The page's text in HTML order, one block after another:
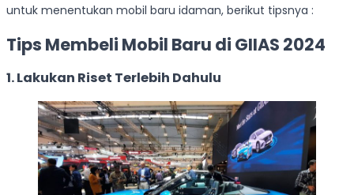
untuk menentukan mobil baru idaman, berikut tipsnya :
Tips Membeli Mobil Baru di GIIAS 2024
1. Lakukan Riset Terlebih Dahulu